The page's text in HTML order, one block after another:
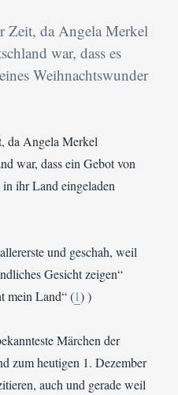
Zeit, da Angela Merkel
war, dass es
Weihnachtswunder
da Angela Merkel
war, dass ein Gebot von
ihr Land eingeladen
und geschah, weil
Gesicht zeigen“
mein Land“ (1) )
Märchen der
zum heutigen 1. Dezember
auch und gerade weil